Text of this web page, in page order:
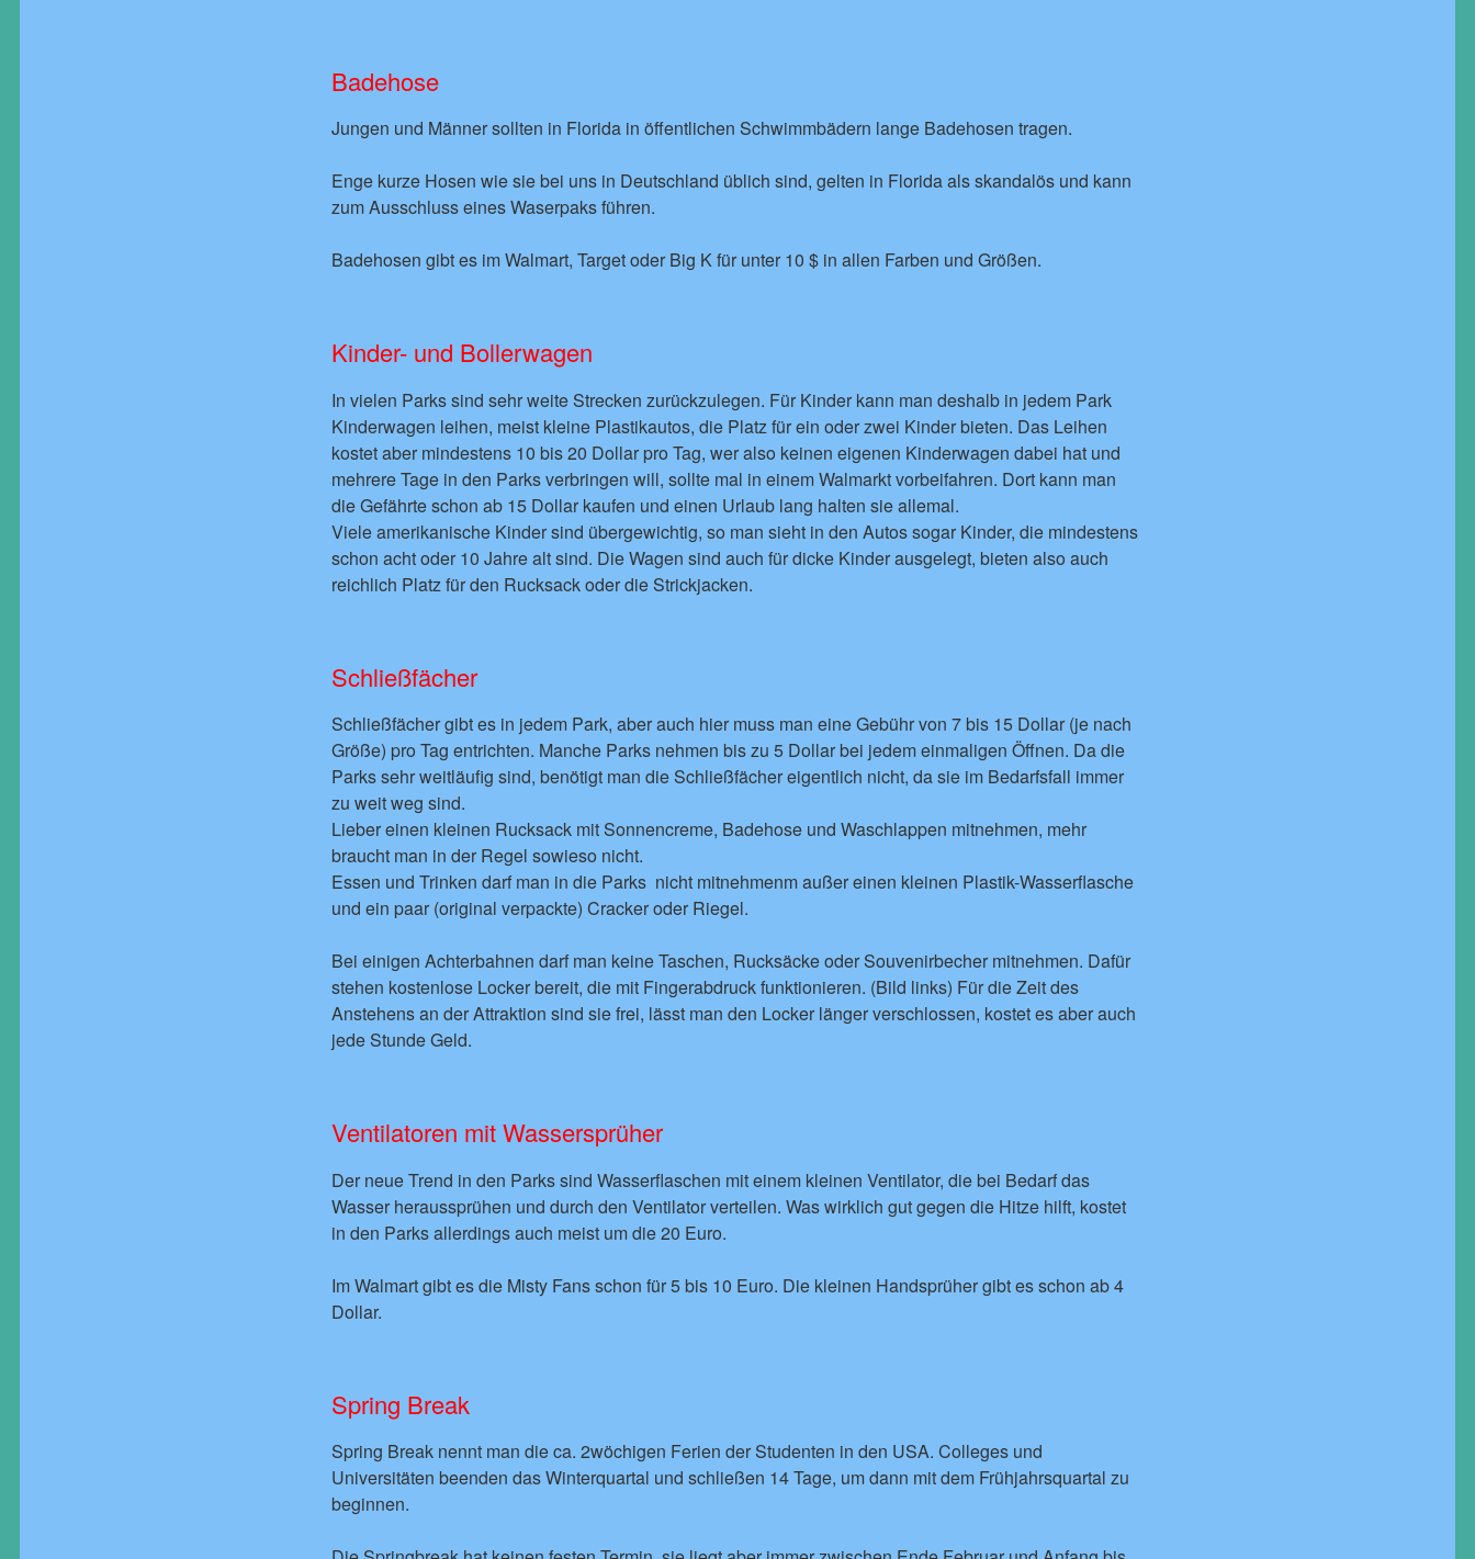
Badehose
Jungen und Männer sollten in Florida in öffentlichen Schwimmbädern lange Badehosen tragen.
Enge kurze Hosen wie sie bei uns in Deutschland üblich sind, gelten in Florida als skandalös und kann
zum Ausschluss eines Waserpaks führen.
Badehosen gibt es im Walmart, Target oder Big K für unter 10 $ in allen Farben und Größen.
Kinder- und Bollerwagen
In vielen Parks sind sehr weite Strecken zurückzulegen. Für Kinder kann man deshalb in jedem Park
Kinderwagen leihen, meist kleine Plastikautos, die Platz für ein oder zwei Kinder bieten. Das Leihen
kostet aber mindestens 10 bis 20 Dollar pro Tag, wer also keinen eigenen Kinderwagen dabei hat und
mehrere Tage in den Parks verbringen will, sollte mal in einem Walmarkt vorbeifahren. Dort kann man
die Gefährte schon ab 15 Dollar kaufen und einen Urlaub lang halten sie allemal.
Viele amerikanische Kinder sind übergewichtig, so man sieht in den Autos sogar Kinder, die mindestens
schon acht oder 10 Jahre alt sind. Die Wagen sind auch für dicke Kinder ausgelegt, bieten also auch
reichlich Platz für den Rucksack oder die Strickjacken.
Schließfächer
Schließfächer gibt es in jedem Park, aber auch hier muss man eine Gebühr von 7 bis 15 Dollar (je nach
Größe) pro Tag entrichten. Manche Parks nehmen bis zu 5 Dollar bei jedem einmaligen Öffnen. Da die
Parks sehr weitläufig sind, benötigt man die Schließfächer eigentlich nicht, da sie im Bedarfsfall immer
zu weit weg sind.
Lieber einen kleinen Rucksack mit Sonnencreme, Badehose und Waschlappen mitnehmen, mehr
braucht man in der Regel sowieso nicht.
Essen und Trinken darf man in die Parks nicht mitnehmenm außer einen kleinen Plastik-Wasserflasche
und ein paar (original verpackte) Cracker oder Riegel.
Bei einigen Achterbahnen darf man keine Taschen, Rucksäcke oder Souvenirbecher mitnehmen. Dafür
stehen kostenlose Locker bereit, die mit Fingerabdruck funktionieren. (Bild links) Für die Zeit des
Anstehens an der Attraktion sind sie frei, lässt man den Locker länger verschlossen, kostet es aber auch
jede Stunde Geld.
Ventilatoren mit Wassersprüher
Der neue Trend in den Parks sind Wasserflaschen mit einem kleinen Ventilator, die bei Bedarf das
Wasser heraussprühen und durch den Ventilator verteilen. Was wirklich gut gegen die Hitze hilft, kostet
in den Parks allerdings auch meist um die 20 Euro.
Im Walmart gibt es die Misty Fans schon für 5 bis 10 Euro. Die kleinen Handsprüher gibt es schon ab 4
Dollar.
Spring Break
Spring Break nennt man die ca. 2wöchigen Ferien der Studenten in den USA. Colleges und
Universitäten beenden das Winterquartal und schließen 14 Tage, um dann mit dem Frühjahrsquartal zu
beginnen.